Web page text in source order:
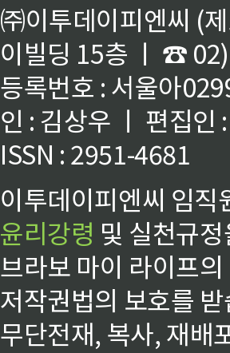
㈜이투데이피엔씨 (
이빌딩 15층 ㅣ ☎
등록번호 : 서울아
인 : 김상우 ㅣ 편집인
ISSN : 2951-4681
이투데이피엔씨 임
윤리강령 및 실천규
브라보 마이 라이프
저작권법의 보호를
무단전재, 복사, 재배